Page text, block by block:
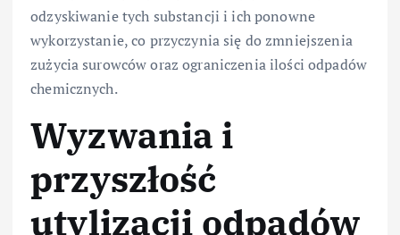
odzyskiwanie tych substancji i ich ponowne
wykorzystanie, co przyczynia się do zmniejszenia
zużycia surowców oraz ograniczenia ilości odpadów
chemicznych.
Wyzwania i
przyszłość
utylizacji odpadów